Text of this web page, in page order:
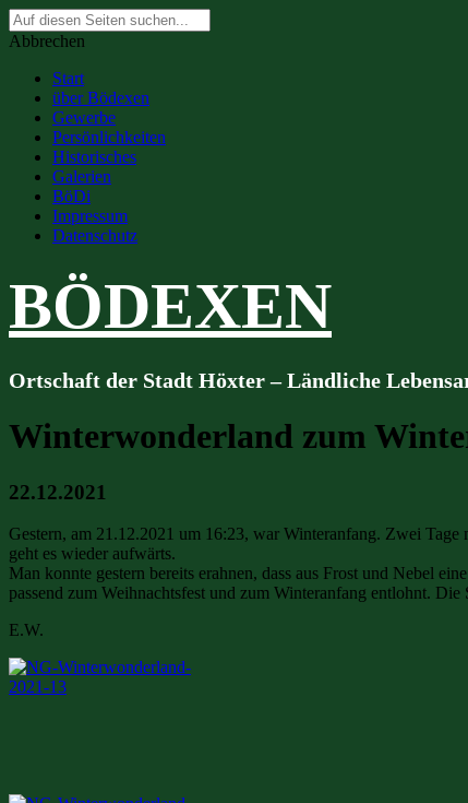
Suche
nach:
Abbrechen
Start
über Bödexen
Gewerbe
Persönlichkeiten
Historisches
Galerien
BöDi
Impressum
Datenschutz
BÖDEXEN
Ortschaft der Stadt Höxter – Ländliche
Winterwonderland zum
22.12.2021
Gestern, am 21.12.2021 um 16:23, war Winteranfang. Zwei
geht es wieder aufwärts.
Man konnte gestern bereits erahnen, dass aus Frost und Nebel
passend zum Weihnachtsfest und zum Winteranfang entlohnt.
E.W.